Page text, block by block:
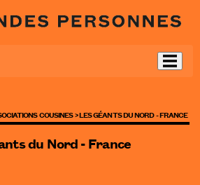
COUSINES >LES GÉANTS DU NORD - FRANCE
du Nord - France